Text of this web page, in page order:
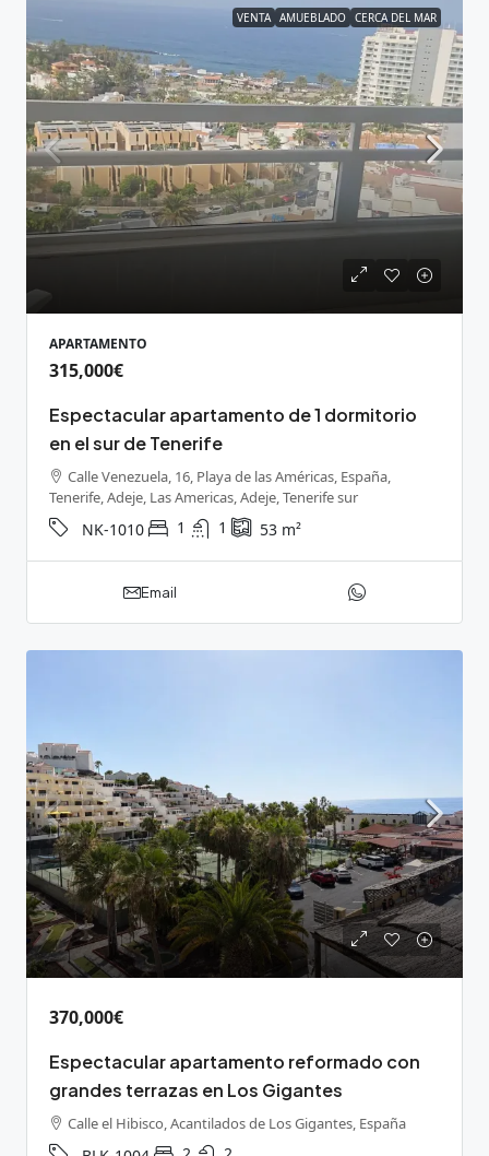
VENTA AMUEBLADO CERCA DEL MAR
APARTAMENTO
315,000€
Espectacular apartamento de 1 dormitorio
en el sur de Tenerife
Calle Venezuela, 16, Playa de las Américas, España,
Tenerife, Adeje, Las Americas, Adeje, Tenerife sur
NK-1010 1 1 53 m²
Email
370,000€
Espectacular apartamento reformado con
grandes terrazas en Los Gigantes
Calle el Hibisco, Acantilados de Los Gigantes, España